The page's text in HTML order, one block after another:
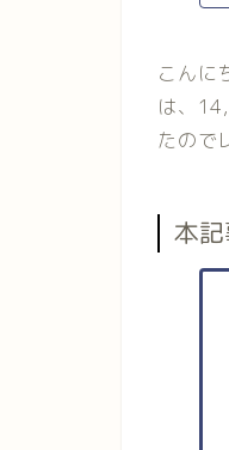
こんに
は、
たので
本記